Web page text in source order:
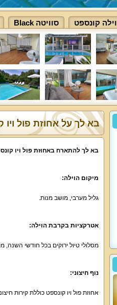
וילה קונספט סוויטה Black
בא לך על אחוזת פול
בא לך להתארח באחוזת פול ויו
מיקום הוילה:
גליל מערבי, מושב מנות.
אטרקציות בקרבת הוילה:
מסלולי טיול ירוקים בכל חודשי השנה,
נוף חיצוני:
אחוזת פול ויו קונספט כוללת קירות